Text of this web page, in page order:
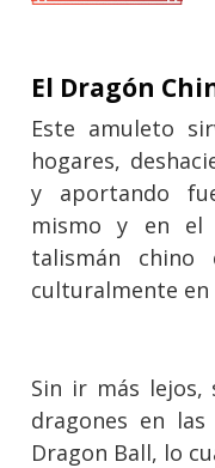
El Dragón
Este amuleto
hogares,
y aportando
mismo y en el
talismán
culturalmente
Sin ir más lejos,
dragones en
Dragon Ball, lo